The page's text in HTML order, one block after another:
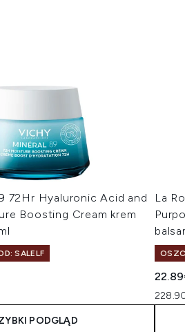
72Hr Hyaluronic Acid and
Boosting Cream krem
SALELF
detaliczna:
PODGLĄD
La